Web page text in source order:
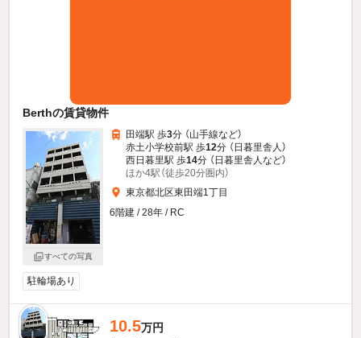
Berthの賃貸物件
すべての写真
田端駅 歩3分 （山手線など）
赤土小学校前駅 歩12分 （日暮里舎人）
西日暮里駅 歩14分 （日暮里舎人など）
ほか4駅（徒歩20分圏内）
東京都北区東田端1丁目
6階建 / 28年 / RC
駐輪場あり
新着 10.5万円